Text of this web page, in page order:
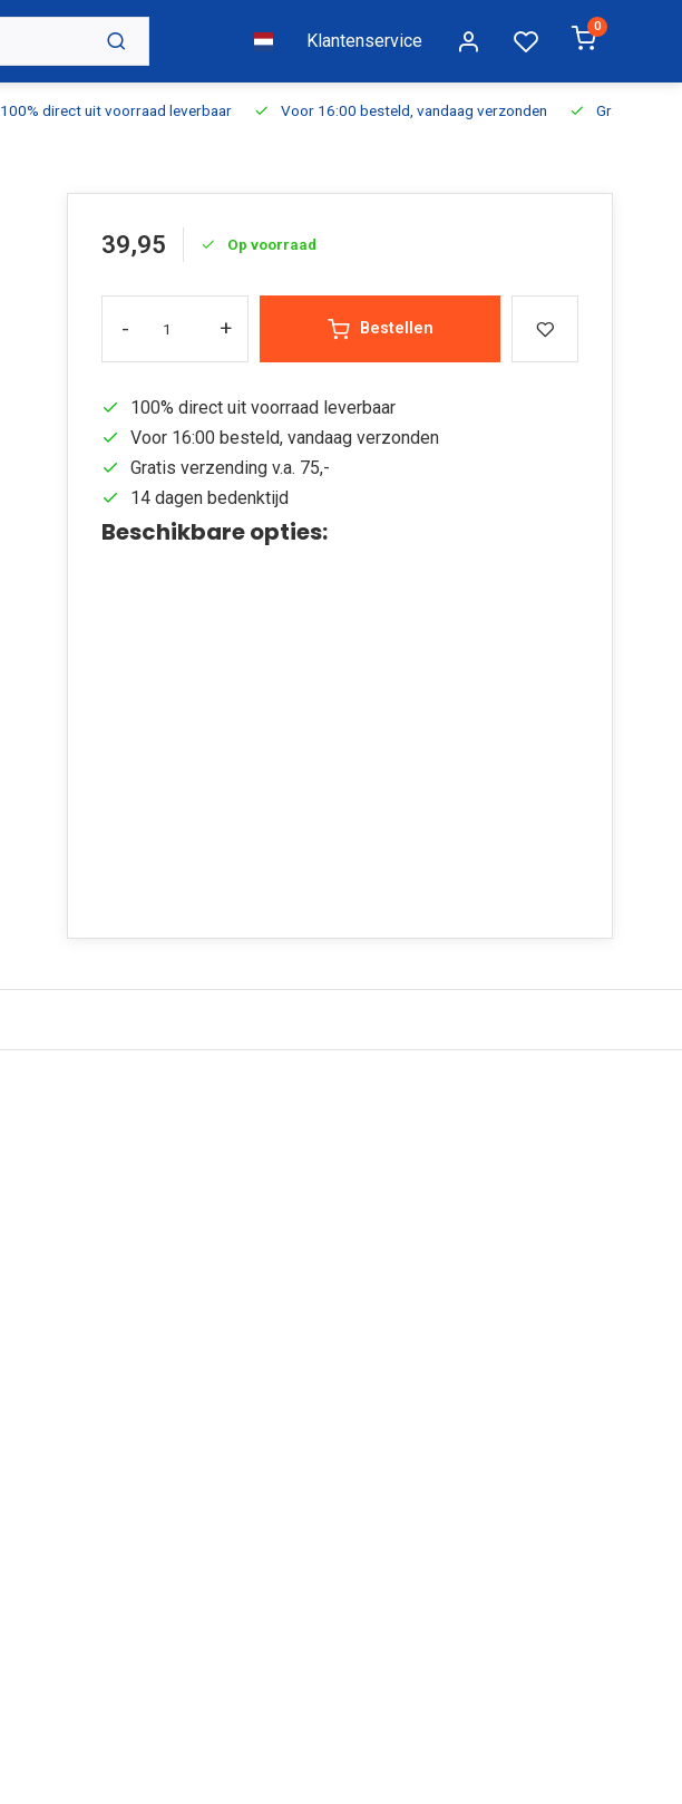
Klantenservice
0
100% direct uit voorraad leverbaar Voor 16:00 besteld, vandaag verzonden Gratis
39,95 Op voorraad
- + Bestellen
100% direct uit voorraad leverbaar
Voor 16:00 besteld, vandaag verzonden
Gratis verzending v.a. 75,-
14 dagen bedenktijd
Beschikbare opties: